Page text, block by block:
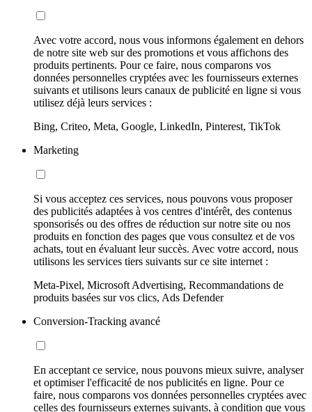
Avec votre accord, nous vous informons également en dehors
de notre site web sur des promotions et vous affichons des
produits pertinents. Pour ce faire, nous comparons vos
données personnelles cryptées avec les fournisseurs externes
suivants et utilisons leurs canaux de publicité en ligne si vous
utilisez déjà leurs services :
Bing, Criteo, Meta, Google, LinkedIn, Pinterest, TikTok
Marketing
Si vous acceptez ces services, nous pouvons vous proposer
des publicités adaptées à vos centres d'intérêt, des contenus
sponsorisés ou des offres de réduction sur notre site ou nos
produits en fonction des pages que vous consultez et de vos
achats, tout en évaluant leur succès. Avec votre accord, nous
utilisons les services tiers suivants sur ce site internet :
Meta-Pixel, Microsoft Advertising, Recommandations de
produits basées sur vos clics, Ads Defender
Conversion-Tracking avancé
En acceptant ce service, nous pouvons mieux suivre, analyser
et optimiser l'efficacité de nos publicités en ligne. Pour ce
faire, nous comparons vos données personnelles cryptées avec
celles des fournisseurs externes suivants, à condition que vous